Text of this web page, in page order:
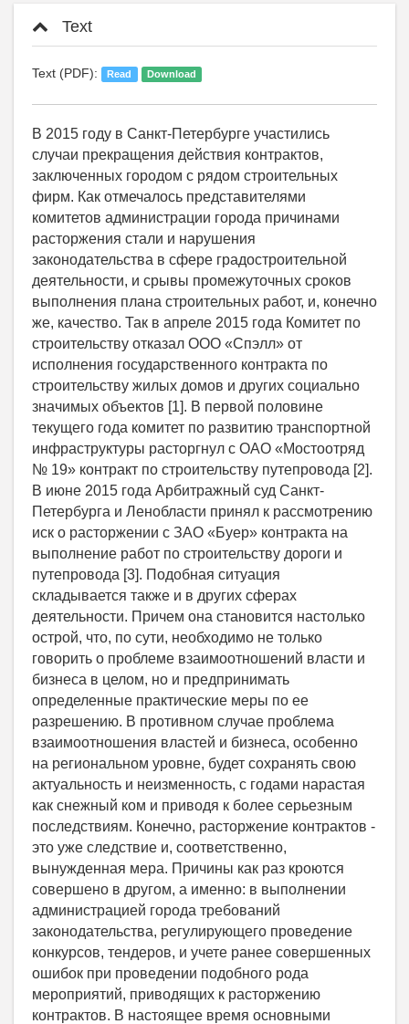
Text
Text (PDF): Read Download
В 2015 году в Санкт-Петербурге участились
случаи прекращения действия контрактов,
заключенных городом с рядом строительных
фирм. Как отмечалось представителями
комитетов администрации города причинами
расторжения стали и нарушения
законодательства в сфере градостроительной
деятельности, и срывы промежуточных сроков
выполнения плана строительных работ, и, конечно
же, качество. Так в апреле 2015 года Комитет по
строительству отказал ООО «Спэлл» от
исполнения государственного контракта по
строительству жилых домов и других социально
значимых объектов [1]. В первой половине
текущего года комитет по развитию транспортной
инфраструктуры расторгнул с ОАО «Мостоотряд
№ 19» контракт по строительству путепровода [2].
В июне 2015 года Арбитражный суд Санкт-
Петербурга и Ленобласти принял к рассмотрению
иск о расторжении с ЗАО «Буер» контракта на
выполнение работ по строительству дороги и
путепровода [3]. Подобная ситуация
складывается также и в других сферах
деятельности. Причем она становится настолько
острой, что, по сути, необходимо не только
говорить о проблеме взаимоотношений власти и
бизнеса в целом, но и предпринимать
определенные практические меры по ее
разрешению. В противном случае проблема
взаимоотношения властей и бизнеса, особенно
на региональном уровне, будет сохранять свою
актуальность и неизменность, с годами нарастая
как снежный ком и приводя к более серьезным
последствиям. Конечно, расторжение контрактов -
это уже следствие и, соответственно,
вынужденная мера. Причины как раз кроются
совершено в другом, а именно: в выполнении
администрацией города требований
законодательства, регулирующего проведение
конкурсов, тендеров, и учете ранее совершенных
ошибок при проведении подобного рода
мероприятий, приводящих к расторжению
контрактов. В настоящее время основными